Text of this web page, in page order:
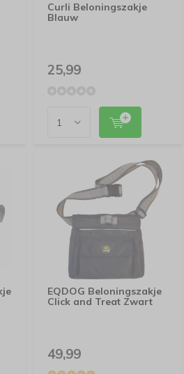
Curli Beloningszakje
Blauw
25,99
EQDOG Beloningszakje
Click and Treat Zwart
49,99